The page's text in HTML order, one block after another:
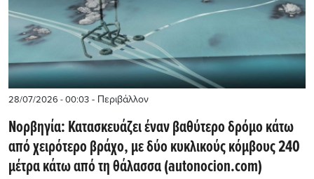
28/07/2026 - 00:03 - Περιβάλλον
Νορβηγία: Κατασκευάζει έναν βαθύτερο δρόμο κάτω
από χειρότερο βράχο, με δύο κυκλικούς κόμβους 240
μέτρα κάτω από τη θάλασσα (autonocion.com)